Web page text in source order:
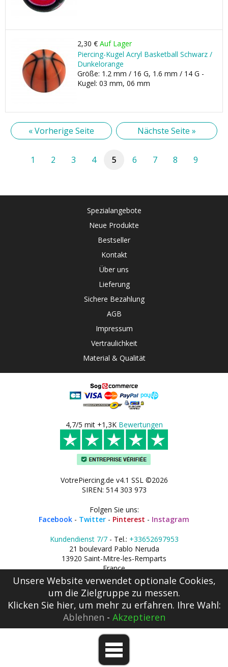
2,30 € Auf Lager
Piercing-Kugel Acryl Basketball Schwarz /
Dunkelorange
Größe: 1.2 mm / 16 G, 1.6 mm / 14 G -
Kugel: 03 mm, 06 mm
« Vorherige Seite Nächste Seite »
1 2 3 4 5 6 7 8 9
Spezialangebote
Neue Produkte
Bestseller
Kontakt
Über uns
Lieferung
Sichere Bezahlung
AGB
Impressum
Vertraulichkeit
Material & Qualität
4,7/5 mit +1,3K Bewertungen
VotrePiercing.de v4.1 SSL ©2026
SIREN: 514 303 973
Folgen Sie uns:
Facebook - Twitter - Pinterest - Instagram
Kundendienst 7/7- Tel.: +33652697953
21 boulevard Pablo Neruda
13920 Saint-Mitre-les-Remparts
France
Unsere Website verwendet optionale Cookies,
um die Zielgruppe zu messen.
Klicken Sie hier, um mehr zu erfahren. Ihre Wahl:
Ablehnen - Akzeptieren